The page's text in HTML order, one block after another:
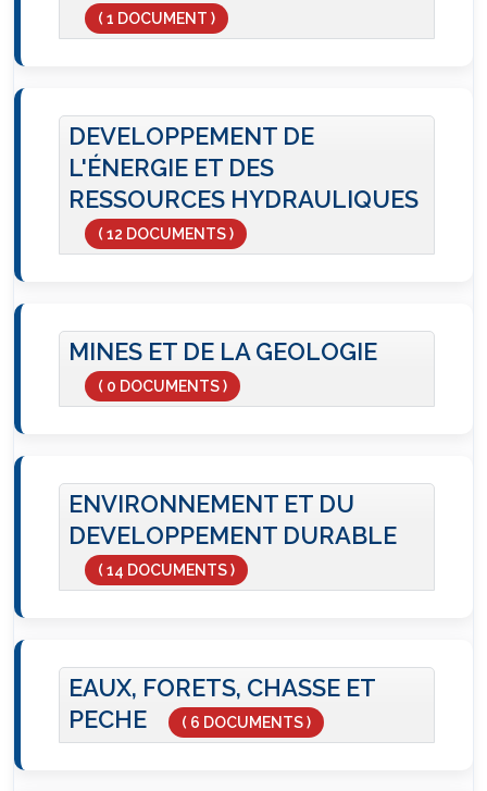
( 1 DOCUMENT )
DEVELOPPEMENT DE
L'ÉNERGIE ET DES
RESSOURCES HYDRAULIQUES
( 12 DOCUMENTS )
MINES ET DE LA GEOLOGIE
( 0 DOCUMENTS )
ENVIRONNEMENT ET DU
DEVELOPPEMENT DURABLE
( 14 DOCUMENTS )
EAUX, FORETS, CHASSE ET
PECHE
( 6 DOCUMENTS )